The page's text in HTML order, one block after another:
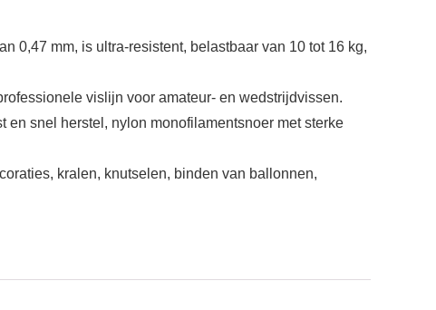
0,47 mm, is ultra-resistent, belastbaar van 10 tot 16 kg,
vislijn voor amateur- en wedstrijdvissen.
snel herstel, nylon monofilamentsnoer met sterke
kralen, knutselen, binden van ballonnen,